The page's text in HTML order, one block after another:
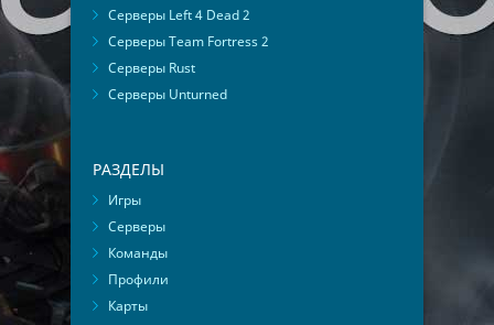
Серверы Left 4 Dead 2
Серверы Team Fortress 2
Серверы Rust
Серверы Unturned
РАЗДЕЛЫ
Игры
Серверы
Команды
Профили
Карты